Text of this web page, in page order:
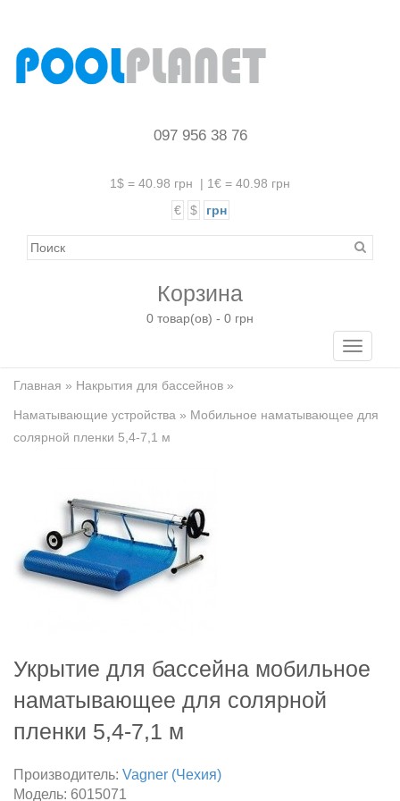
097 956 38 76
1$ = 40.98 грн | 1€ = 40.98 грн
€
$ грн
Корзина
0 товар(ов) - 0 грн
Toggle
Главная » Накрытия для бассейнов »
Наматывающие устройства » Мобильное наматывающее для
солярной пленки 5,4-7,1 м
Укрытие для бассейна мобильное
наматывающее для солярной
пленки 5,4-7,1 м
Производитель: Vagner (Чехия)
Модель: 6015071